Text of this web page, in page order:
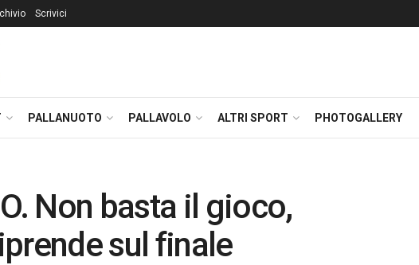
Scrivici
PALLANUOTO PALLAVOLO ALTRI SPORT PHOTOGALLERY
Non basta il gioco,
sul finale